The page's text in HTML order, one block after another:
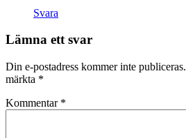
Svara
Lämna ett svar
Din e-postadress kommer inte publiceras.
märkta *
Kommentar *